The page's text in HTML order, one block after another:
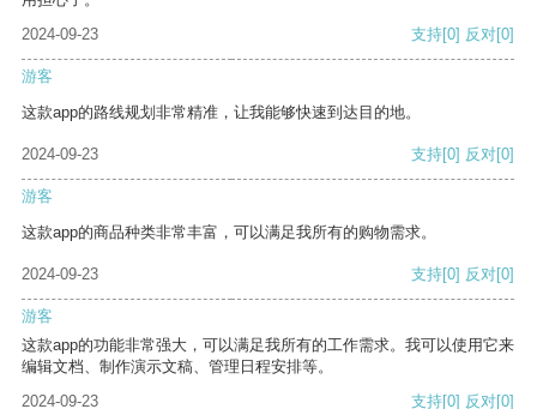
2024-09-23
支持[0] 反对[0]
游客
这款app的路线规划非常精准，让我能够快速到达目的地。
2024-09-23 支持[0] 反对[0]
游客
这款app的商品种类非常丰富，可以满足我所有的购物需求。
2024-09-23 支持[0] 反对[0]
游客
这款app的功能非常强大，可以满足我所有的工作需求。我可以使用它来
编辑文档、制作演示文稿、管理日程安排等。
2024-09-23
支持[0] 反对[0]